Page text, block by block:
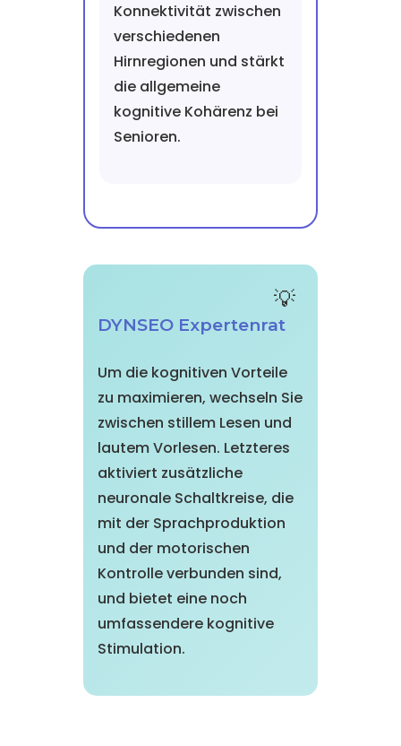
Konnektivität zwischen
verschiedenen
Hirnregionen und stärkt
die allgemeine
kognitive Kohärenz bei
Senioren.
DYNSEO Expertenrat
Um die kognitiven Vorteile
zu maximieren, wechseln Sie
zwischen stillem Lesen und
lautem Vorlesen. Letzteres
aktiviert zusätzliche
neuronale Schaltkreise, die
mit der Sprachproduktion
und der motorischen
Kontrolle verbunden sind,
und bietet eine noch
umfassendere kognitive
Stimulation.